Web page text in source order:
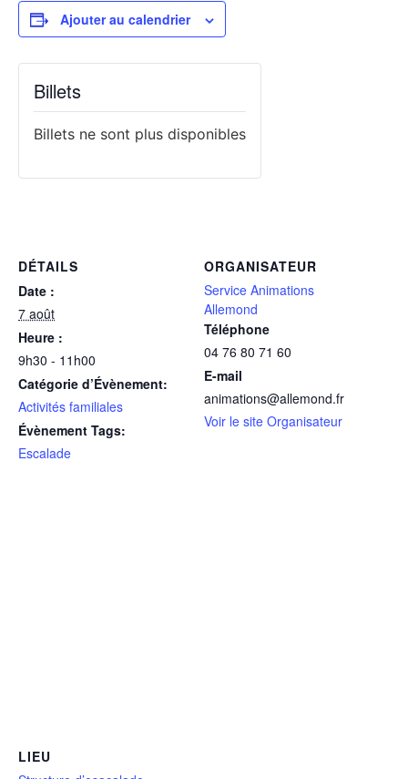
Ajouter au calendrier
DÉTAILS
Date :
7 août
Heure :
9h30 - 11h00
Catégorie d’Évènement:
Activités familiales
Évènement Tags:
Escalade
ORGANISATEUR
Service Animations
Allemond
Téléphone
04 76 80 71 60
E-mail
animations@allemond.fr
Voir le site Organisateur
LIEU
Billets
Billets ne sont plus disponibles